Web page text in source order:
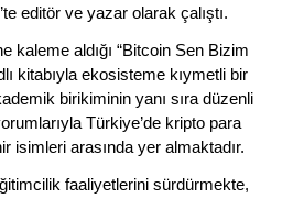
editör ve yazar olarak çalıştı.
kaleme aldığı “Bitcoin Sen Bizim
kitabıyla ekosisteme kıymetli bir
birikiminin yanı sıra düzenli
Türkiye’de kripto para
isimleri arasında yer almaktadır.
faaliyetlerini sürdürmekte,